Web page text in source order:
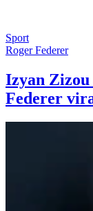
Sport
Roger Federer
Izyan
Federer